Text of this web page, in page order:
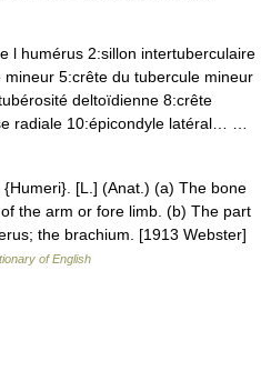
l humérus 2:sillon intertuberculaire
5:crête du tubercule mineur
deltoïdienne 8:crête
radiale 10:épicondyle latéral… …
[L.] (Anat.) (a) The bone
the arm or fore limb. (b) The part
the brachium. [1913 Webster]
of English